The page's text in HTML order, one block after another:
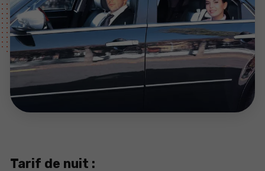
Tarif de nuit :